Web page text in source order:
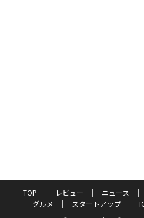
TOP レビュー ニュース
グルメ
スタートアップ